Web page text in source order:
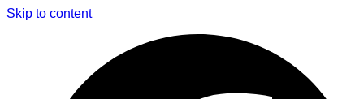
Skip to content